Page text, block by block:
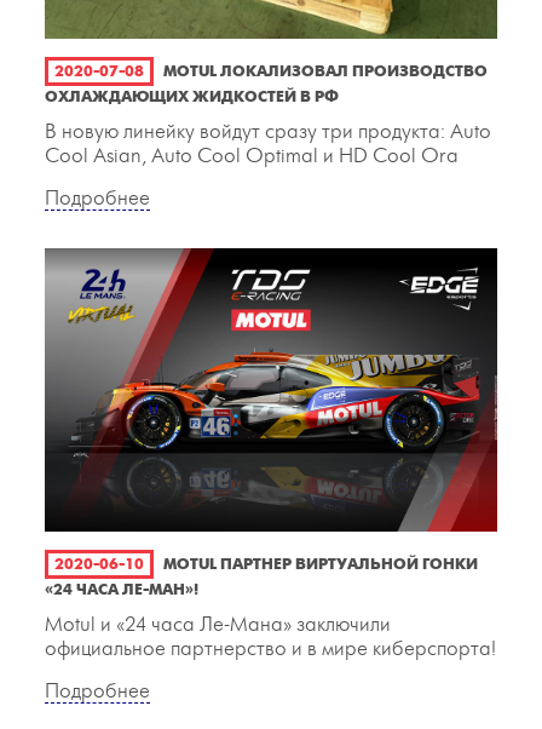
2020-07-08
MOTUL ЛОКАЛИЗОВАЛ ПРОИЗВОДСТВО
ОХЛАЖДАЮЩИХ ЖИДКОСТЕЙ В РФ
В новую линейку войдут сразу три продукта: Auto
Cool Asian, Auto Cool Optimal и HD Cool Ora
Подробнее
2020-06-10
MOTUL ПАРТНЕР ВИРТУАЛЬНОЙ ГОНКИ
«24 ЧАСА ЛЕ-МАН»!
Motul и «24 часа Ле-Мана» заключили
официальное партнерство и в мире киберспорта!
Подробнее